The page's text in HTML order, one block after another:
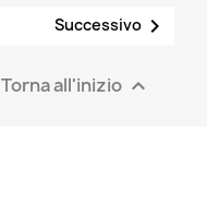
Successivo 
Torna all'inizio 